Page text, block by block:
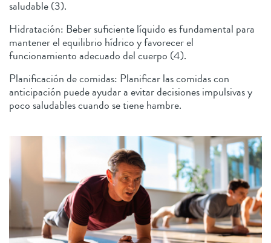
saludable (3).
Hidratación: Beber suficiente líquido es fundamental para
mantener el equilibrio hídrico y favorecer el
funcionamiento adecuado del cuerpo (4).
Planificación de comidas: Planificar las comidas con
anticipación puede ayudar a evitar decisiones impulsivas y
poco saludables cuando se tiene hambre.